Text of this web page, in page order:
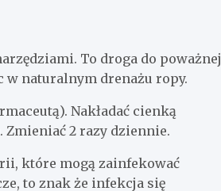
To droga do poważnej
naturalnym drenażu ropy.
Nakładać cienką
2 razy dziennie.
które mogą zainfekować
to znak że infekcja się